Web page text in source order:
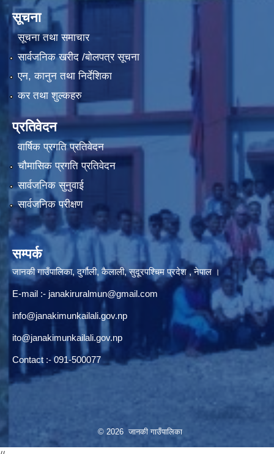
सूचना
सूचना तथा समाचार
सार्वजनिक खरीद /बोलपत्र सूचना
एन, कानुन तथा निर्देशिका
कर तथा शुल्कहरु
प्रतिवेदन
वार्षिक प्रगति प्रतिवेदन
चौमासिक प्रगति प्रतिवेदन
सार्वजनिक सुनुवाई
सार्वजनिक परीक्षण
सम्पर्क
जानकी गाउँपालिका, दुर्गौली, कैलाली, सुदूरपश्चिम प्रदेश , नेपाल ।
E-mail :- janakiruralmun@gmail.com
info@janakimunkailali.gov.np
ito@janakimunkailali.gov.np
Contact :- 091-500077
© 2026 जानकी गाउँपालिका